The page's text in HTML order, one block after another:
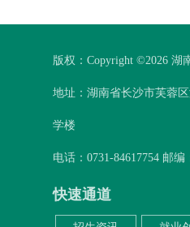
版权：Copyright ©2026 湖
地址：湖南省长沙市芙蓉
学楼
电话：0731-84617754 邮编
快速通道